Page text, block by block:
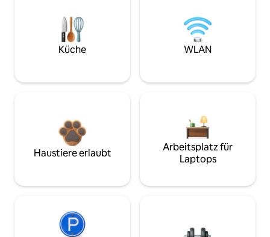
Küche WLAN
Haustiere erlaubt
Arbeitsplatz für
Laptops